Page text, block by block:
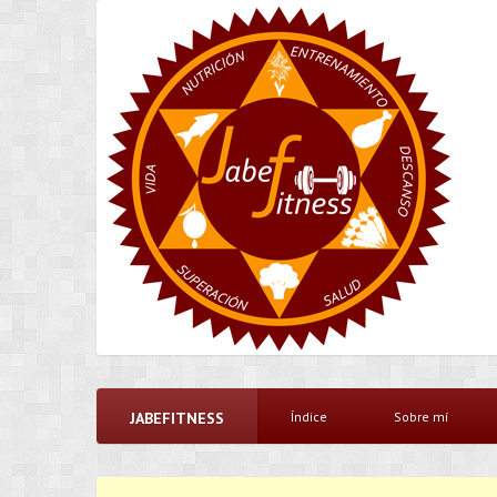
JABEFITNESS Índice Sobre mí